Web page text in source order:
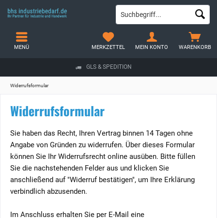
GLS & SPEDITION
WARENKORB
MERKZETTEL MEIN KONTO
MENÜ
Widerrufsformular
Widerrufsformular
Sie haben das Recht, Ihren Vertrag binnen 14 Tagen ohne
Angabe von Gründen zu widerrufen. Über dieses Formular
können Sie Ihr Widerrufsrecht online ausüben. Bitte füllen
Sie die nachstehenden Felder aus und klicken Sie
anschließend auf "Widerruf bestätigen", um Ihre Erklärung
verbindlich abzusenden.
Im Anschluss erhalten Sie per E-Mail eine